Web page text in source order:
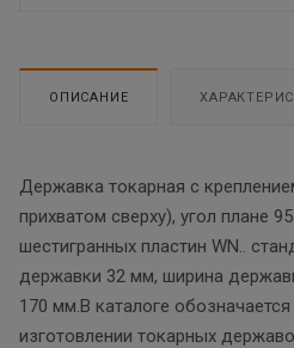
ОПИСАНИЕ
Державка токарная с
прихватом сверху), угол плане
шестигранных пластин WN..
державки 32 мм, ширина
170 мм.В каталоге
изготовлении токарных